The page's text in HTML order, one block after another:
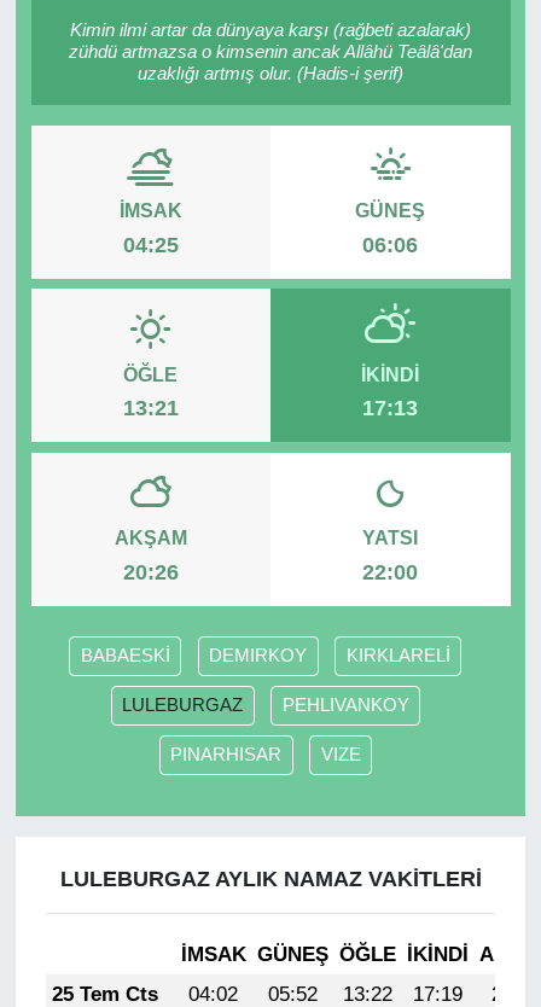
Kimin ilmi artar da dünyaya karşı (rağbeti azalarak)
zühdü artmazsa o kimsenin ancak Allâhü Teâlâ'dan
uzaklığı artmış olur. (Hadis-i şerif)
İMSAK
04:25
GÜNEŞ
06:06
ÖĞLE
13:21
İKINDI
17:13
AKŞAM
20:26
YATSI
22:00
BABAESKİ DEMIRKOY KIRKLARELİ
LULEBURGAZ PEHLIVANKOY
PINARHISAR VIZE
LULEBURGAZ AYLIK NAMAZ VAKITLERI
İMSAK GÜNEŞ ÖĞLE İKINDI
25 Tem Cts
04:02 05:52 13:22 17:19
20:43
RESMİ REKLAM